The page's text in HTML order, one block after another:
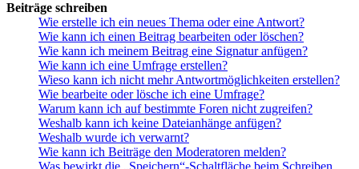
Beiträge schreiben
Wie erstelle ich ein neues Thema oder eine Antwort?
Wie kann ich einen Beitrag bearbeiten oder löschen?
Wie kann ich meinem Beitrag eine Signatur anfügen?
Wie kann ich eine Umfrage erstellen?
Wieso kann ich nicht mehr Antwortmöglichkeiten erstellen?
Wie bearbeite oder lösche ich eine Umfrage?
Warum kann ich auf bestimmte Foren nicht zugreifen?
Weshalb kann ich keine Dateianhänge anfügen?
Weshalb wurde ich verwarnt?
Wie kann ich Beiträge den Moderatoren melden?